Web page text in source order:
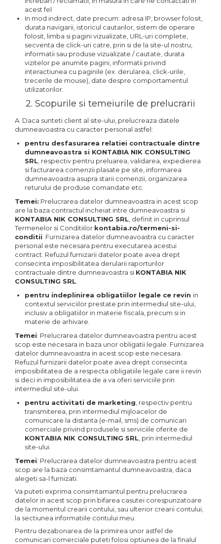
acest fel
In mod indirect, date precum: adresa IP, browser folosit,
durata navigarii, istoricul cautarilor, sistem de operare
folosit, limba si pagini vizualizate, URL-uri complete,
secventa de click-uri catre, prin si de la site-ul nostru,
informatii sau produse vizualizate / cautate, durata
vizitelor pe anumite pagini, informatii privind
interactiunea cu paginile (ex. derularea, click-urile,
trecerile de mouse), date despre comportamentul
utilizatorilor.
2. Scopurile si temeiurile de prelucrarii
A. Daca sunteti client al site-ului, prelucreaza datele
dumneavoastra cu caracter personal astfel:
pentru desfasurarea relatiei contractuale dintre
dumneavoastra si KONTABIA NIK CONSULTING
SRL , respectiv pentru preluarea, validarea, expedierea
si facturarea comenzii plasate pe site, informarea
dumneavoastra asupra starii comenzii, organizarea
returului de produse comandate etc.
Temei: Prelucrarea datelor dumneavoastra in acest scop
are la baza contractul incheiat intre dumneavoastra si
KONTABIA NIK CONSULTING SRL , definit in cuprinsul
Termenelor si Conditiilor kontabia.ro/termeni-si-
conditii . Furnizarea datelor dumneavoastra cu caracter
personal este necesara pentru executarea acestui
contract. Refuzul furnizarii datelor poate avea drept
consecinta imposibilitatea derularii raporturilor
contractuale dintre dumneavoastra si KONTABIA NIK
CONSULTING SRL
pentru indeplinirea obligatiilor legale ce revin in
contextul serviciilor prestate prin intermediul site-ului,
inclusiv a obligatiilor in materie fiscala, precum si in
materie de arhivare.
Temei: Prelucrarea datelor dumneavoastra pentru acest
scop este necesara in baza unor obligatii legale. Furnizarea
datelor dumneavoastra in acest scop este necesara.
Refuzul furnizarii datelor poate avea drept consecinta
imposibilitatea de a respecta obligatiile legale care ii revin
si deci in imposibilitatea de a va oferi serviciile prin
intermediul site-ului.
pentru activitati de marketing , respectiv pentru
transmiterea, prin intermediul mijloacelor de
comunicare la distanta (e-mail, sms) de comunicari
comerciale privind produsele si serviciile oferite de
KONTABIA NIK CONSULTING SRL , prin intermediul
site-ului.
Temei: Prelucrarea datelor dumneavoastra pentru acest
scop are la baza consimtamantul dumneavoastra, daca
alegeti sa-l furnizati.
Va puteti exprima consimtamantul pentru prelucrarea
datelor in acest scop prin bifarea casutei corespunzatoare
de la momentul crearii contului, sau ulterior crearii contului,
la sectiunea informatiile contului meu.
Pentru dezabonarea de la primirea unor astfel de
comunicari comerciale puteti folosi optiunea de la finalul